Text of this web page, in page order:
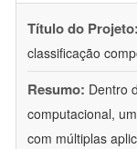
Título do Projeto:
classificação
Resumo: Dentro
computacional,
com múltiplas